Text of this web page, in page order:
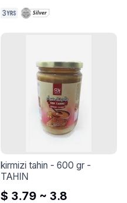
olmasın algıladığı,
simgesi haline gelen ve sık
sık ortalıkta dolaştığını
gördüğümüz bir tıbbi cihaz.
boyunları.
kirmizi tahin - 600 gr
TAHIN
$ 3.79 ~ 3.8